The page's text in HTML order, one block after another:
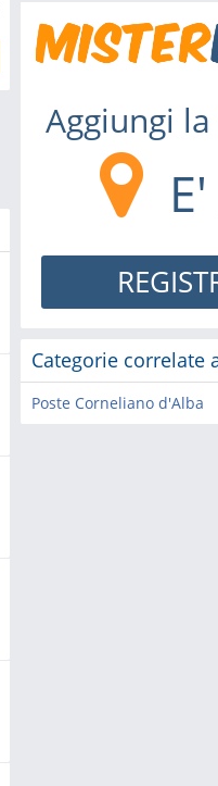
Aggiungi
Categorie correlate
Poste Corneliano d'Alba